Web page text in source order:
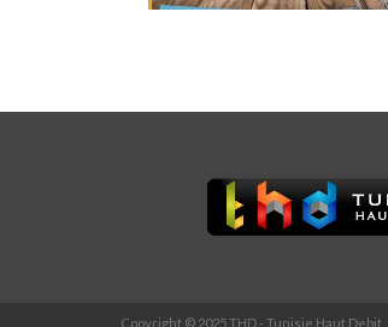
Copyright © 2025 THD - Tunisie Haut Debit.